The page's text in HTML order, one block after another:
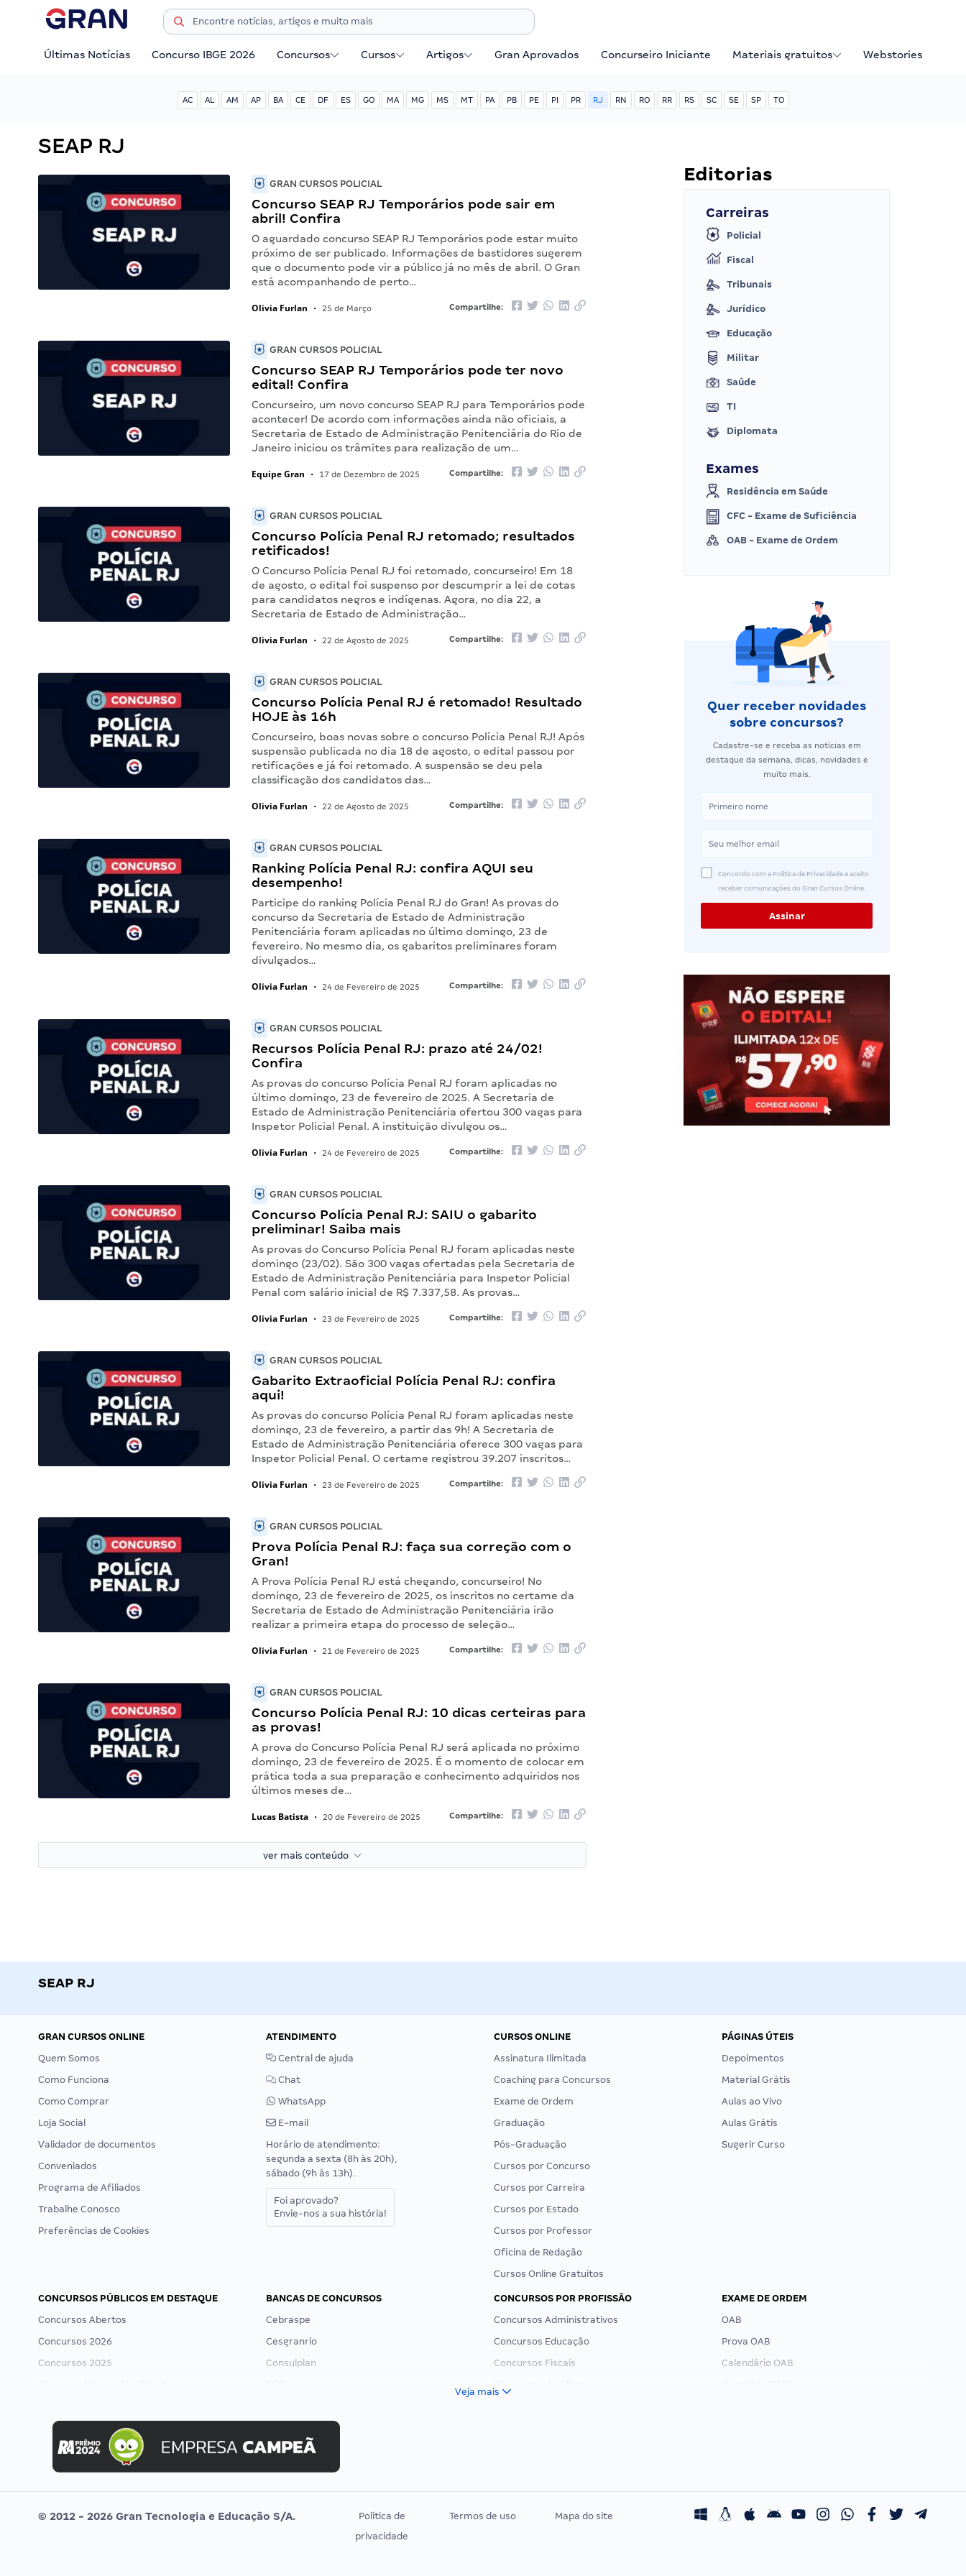
Últimas Notícias Concurso IBGE 2026 Concursos Cursos Artigos Gran Aprovados Concurseiro Iniciante Materiais gratuitos Webstories
AC AL AM AP BA CE DF ES GO MA MG MS MT PA PB PE PI PR RJ RN RO RR RS SC SE SP TO
SEAP RJ
GRAN CURSOS POLICIAL
Concurso SEAP RJ Temporários pode sair em
abril! Confira
O aguardado concurso SEAP RJ Temporários pode estar muito
próximo de ser publicado. Informações de bastidores sugerem
que o documento pode vir a público já no mês de abril. O Gran
está acompanhando de perto…
Olivia Furlan • 25 de Março Compartilhe:
GRAN CURSOS POLICIAL
Concurso SEAP RJ Temporários pode ter novo
edital! Confira
Concurseiro, um novo concurso SEAP RJ para Temporários pode
acontecer! De acordo com informações ainda não oficiais, a
Secretaria de Estado de Administração Penitenciária do Rio de
Janeiro iniciou os trâmites para realização de um…
Equipe Gran • 17 de Dezembro de 2025 Compartilhe:
GRAN CURSOS POLICIAL
Concurso Polícia Penal RJ retomado; resultados
retificados!
O Concurso Polícia Penal RJ foi retomado, concurseiro! Em 18
de agosto, o edital foi suspenso por descumprir a lei de cotas
para candidatos negros e indígenas. Agora, no dia 22, a
Secretaria de Estado de Administração…
Olivia Furlan • 22 de Agosto de 2025 Compartilhe:
GRAN CURSOS POLICIAL
Concurso Polícia Penal RJ é retomado! Resultado
HOJE às 16h
Concurseiro, boas novas sobre o concurso Polícia Penal RJ! Após
suspensão publicada no dia 18 de agosto, o edital passou por
retificações e já foi retomado. A suspensão se deu pela
classificação dos candidatos das…
Olivia Furlan • 22 de Agosto de 2025 Compartilhe:
GRAN CURSOS POLICIAL
Ranking Polícia Penal RJ: confira AQUI seu
desempenho!
Participe do ranking Polícia Penal RJ do Gran! As provas do
concurso da Secretaria de Estado de Administração
Penitenciária foram aplicadas no último domingo, 23 de
fevereiro. No mesmo dia, os gabaritos preliminares foram
divulgados…
Olivia Furlan • 24 de Fevereiro de 2025 Compartilhe:
GRAN CURSOS POLICIAL
Recursos Polícia Penal RJ: prazo até 24/02!
Confira
As provas do concurso Polícia Penal RJ foram aplicadas no
último domingo, 23 de fevereiro de 2025. A Secretaria de
Estado de Administração Penitenciária ofertou 300 vagas para
Inspetor Policial Penal. A instituição divulgou os…
Olivia Furlan • 24 de Fevereiro de 2025 Compartilhe:
GRAN CURSOS POLICIAL
Concurso Polícia Penal RJ: SAIU o gabarito
preliminar! Saiba mais
As provas do Concurso Polícia Penal RJ foram aplicadas neste
domingo (23/02). São 300 vagas ofertadas pela Secretaria de
Estado de Administração Penitenciária para Inspetor Policial
Penal com salário inicial de R$ 7.337,58. As provas…
Olivia Furlan • 23 de Fevereiro de 2025 Compartilhe:
GRAN CURSOS POLICIAL
Gabarito Extraoficial Polícia Penal RJ: confira
aqui!
As provas do concurso Polícia Penal RJ foram aplicadas neste
domingo, 23 de fevereiro, a partir das 9h! A Secretaria de
Estado de Administração Penitenciária oferece 300 vagas para
Inspetor Policial Penal. O certame registrou 39.207 inscritos…
Olivia Furlan • 23 de Fevereiro de 2025 Compartilhe:
GRAN CURSOS POLICIAL
Prova Polícia Penal RJ: faça sua correção com o
Gran!
A Prova Polícia Penal RJ está chegando, concurseiro! No
domingo, 23 de fevereiro de 2025, os inscritos no certame da
Secretaria de Estado de Administração Penitenciária irão
realizar a primeira etapa do processo de seleção…
Olivia Furlan • 21 de Fevereiro de 2025 Compartilhe:
GRAN CURSOS POLICIAL
Concurso Polícia Penal RJ: 10 dicas certeiras para
as provas!
A prova do Concurso Polícia Penal RJ será aplicada no próximo
domingo, 23 de fevereiro de 2025. É o momento de colocar em
prática toda a sua preparação e conhecimento adquiridos nos
últimos meses de…
Lucas Batista • 20 de Fevereiro de 2025 Compartilhe:
ver mais conteúdo
Editorias
Carreiras
Policial
Fiscal
Tribunais
Jurídico
Educação
Militar
Saúde
TI
Diplomata
Exames
Residência em Saúde
CFC - Exame de Suficiência
OAB - Exame de Ordem
Quer receber novidades
sobre concursos?
Cadastre-se e receba as notícias em
destaque da semana, dicas, novidades e
muito mais.
Concordo com a Política de Privacidade e aceito
receber comunicações do Gran Cursos Online.
SEAP RJ
GRAN CURSOS ONLINE
Quem Somos
Como Funciona
Como Comprar
Loja Social
Validador de documentos
Conveniados
Programa de Afiliados
Trabalhe Conosco
Preferências de Cookies
ATENDIMENTO
Central de ajuda
Chat
WhatsApp
E-mail
Horário de atendimento:
segunda a sexta (8h às 20h),
sábado (9h às 13h).
Foi aprovado?
Envie-nos a sua história!
CURSOS ONLINE
Assinatura Ilimitada
Coaching para Concursos
Exame de Ordem
Graduação
Pós-Graduação
Cursos por Concurso
Cursos por Carreira
Cursos por Estado
Cursos por Professor
Oficina de Redação
Cursos Online Gratuitos
PÁGINAS ÚTEIS
Depoimentos
Material Grátis
Aulas ao Vivo
Aulas Grátis
Sugerir Curso
CONCURSOS PÚBLICOS EM DESTAQUE
Concursos Abertos
Concursos 2026
Concursos 2025
Concurso MPU
Editais publicados
BANCAS DE CONCURSOS
Cebraspe
Cesgranrio
Consulplan
Selecon
Uniase
Vunesp
CONCURSOS POR PROFISSÃO
Concursos Administrativos
Concursos Educação
Concursos Fiscais
Residência Multiprofissional
EXAME DE ORDEM
OAB
Prova OAB
Calendário OAB
Veja mais
© 2012 - 2026 Gran Tecnologia e Educação S/A.
Política de
privacidade
Termos de uso Mapa do site